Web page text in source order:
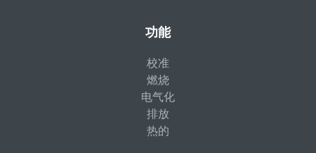
功能
校准
燃烧
电气化
排放
热的